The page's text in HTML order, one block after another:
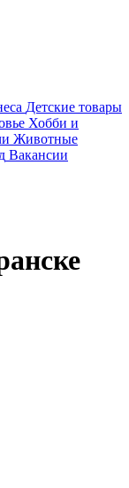
Детские товары
Хобби и
Животные
Вакансии